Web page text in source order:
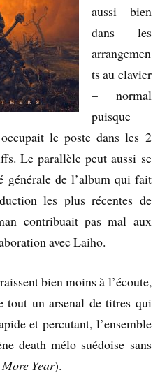
aussi bien
dans les
arrangemen
ts au clavier
– normal
puisque
le poste dans les 2
Le parallèle peut aussi se
générale de l’album qui fait
les plus récentes de
contribuait pas mal aux
avec Laiho.
bien moins à l’écoute,
tout un arsenal de titres qui
et percutant, l’ensemble
death mélo suédoise sans
Year).